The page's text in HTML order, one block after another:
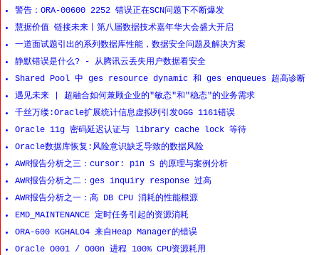
警告：ORA-00600 2252 错误正在SCN问题下不断爆发
慧据价值 链接未来丨第八届数据技术嘉年华大会盛大开启
一道面试题引出的系列数据库性能，数据安全问题及解决方案
静默错误是什么? - 从腾讯云丢失用户数据看安全
Shared Pool 中 ges resource dynamic 和 ges enqueues 超高诊断
遇见未来 | 超融合如何兼顾企业的"敏态"和"稳态"的业务需求
千丝万缕:Oracle扩展统计信息虚拟列引发OGG 1161错误
Oracle 11g 密码延迟认证与 library cache lock 等待
Oracle数据库恢复:风险意识缺乏导致的数据风险
AWR报告分析之三：cursor: pin S 的原理与案例分析
AWR报告分析之二：ges inquiry response 过高
AWR报告分析之一：高 DB CPU 消耗的性能根源
EMD_MAINTENANCE 定时任务引起的资源消耗
ORA-600 KGHALO4 来自Heap Manager的错误
Oracle O001 / O00n 进程 100% CPU资源耗用